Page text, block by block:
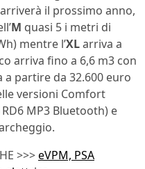
il prossimo anno,
M quasi 5 i metri di
mentre l’XLarriva a
arriva fino a 6,6 m3 con
a partire da 32.600 euro
versioni Comfort
MP3 Bluetooth) e
>>>eVPM, PSA